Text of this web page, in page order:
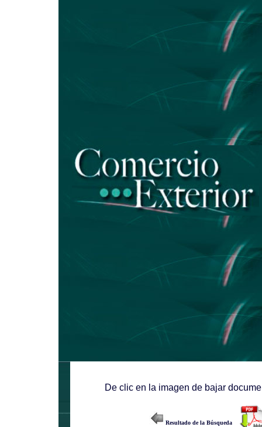
De clic en la imagen de bajar
Resultado de la Búsqueda